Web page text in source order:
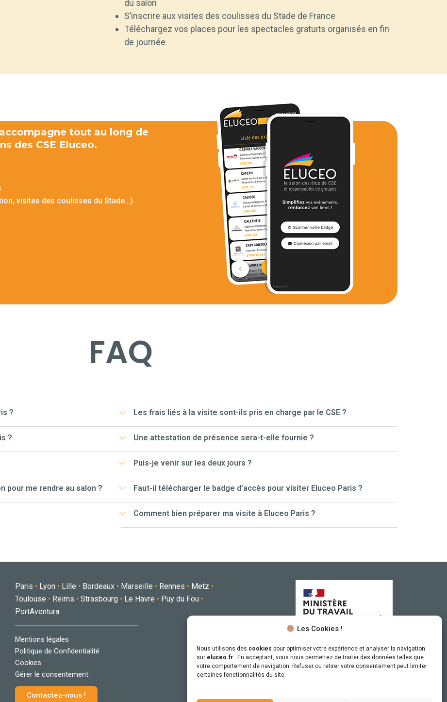
Les Cookies !
Nous utilisons des cookies pour optimiser votre expérience et analyser la navigation
sur eluceo.fr. En acceptant, vous nous permettez de traiter des données telles que
votre comportement de navigation. Refuser ou retirer votre consentement peut limiter
certaines fonctionnalités du site.
du salon
S’inscrire aux visites des coulisses du Stade de France
Téléchargez vos places pour les spectacles gratuits organisés en fin
de journée
tout au long de
des CSE Eluceo.
visites des coulisses du Stade…)
FAQ
?
?
pour me rendre au salon ?
Les frais liés à la visite sont-ils pris en charge par le CSE ?
Une attestation de présence sera-t-elle fournie ?
Puis-je venir sur les deux jours ?
Faut-il télécharger le badge d’accès pour visiter Eluceo Paris ?
Comment bien préparer ma visite à Eluceo Paris ?
Paris • Lyon • Lille • Bordeaux • Marseille • Rennes • Metz •
Toulouse • Reims • Strasbourg • Le Havre • Puy du Fou •
PortAventura
Mentions légales
Politique de Confidentialité
Cookies
Gérer le consentement
Contactez-nous !
Sous le haut patronage
du Ministère du Travail